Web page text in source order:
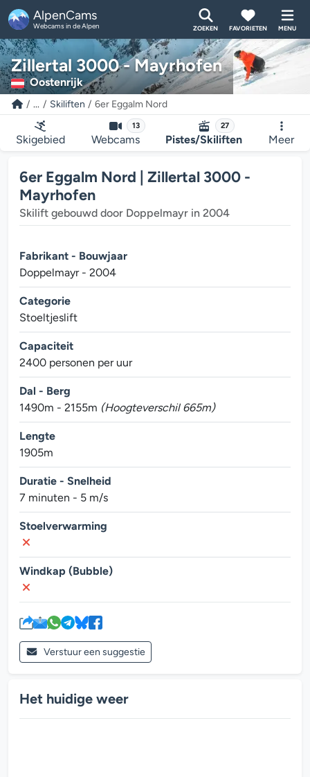
AlpenCams
Webcams in de Alpen ZOEKEN FAVORIETEN MENU
Zillertal 3000 - Mayrhofen
Oostenrijk
... Skiliften 6er Eggalm Nord
Skigebied
13
Webcams
27
Pistes/Skiliften Meer
6er Eggalm Nord | Zillertal 3000 -
Mayrhofen
Skilift gebouwd door Doppelmayr in 2004
Fabrikant - Bouwjaar
Doppelmayr - 2004
Categorie
Stoeltjeslift
Capaciteit
2400 personen per uur
Dal - Berg
1490m - 2155m (Hoogteverschil 665m)
Lengte
1905m
Duratie - Snelheid
7 minuten - 5 m/s
Stoelverwarming
Windkap (Bubble)
Verstuur een suggestie
Het huidige weer